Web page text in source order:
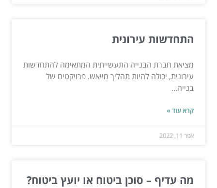
התחדשות עירונית
מציאת חברת הבנייה התעשייתית המתאימה להתחדשות
עירונית, יכולה להיות תהליך מייאש. פרויקטים של
בנייה...
קרא עוד »
אפר 11, 2022
מה עדיף – סוכן ביטוח או יועץ ביטוח?